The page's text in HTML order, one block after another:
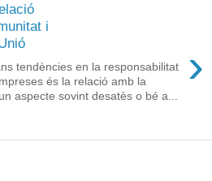
i
›
tendències en la responsabilitat
és la relació amb la
aspecte sovint desatès o bé a...